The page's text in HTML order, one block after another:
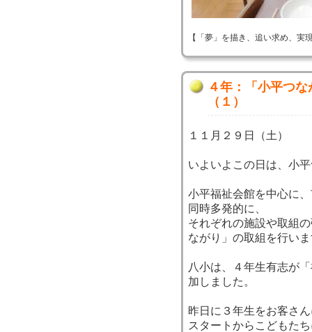
【「夢」を描き、追い求め、
４年：「小平つ
（１）
１１月２９日（土）
いよいよこの日は、小
小平福祉会館を中心に
同時多発的に、
それぞれの施設や取組
ながり」の取組を行い
八小は、４年生有志が
加しました。
昨日に３年生をお客さ
スタートからこどもた